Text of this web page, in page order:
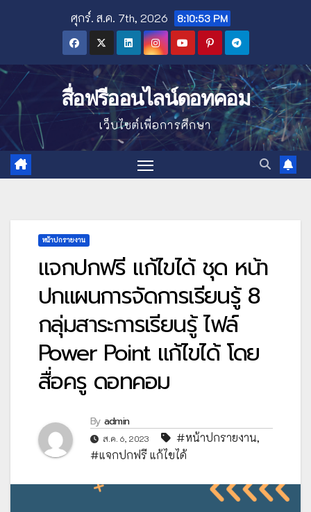
ศุกร์. ส.ค. 7th, 2026 8:10:55 PM
สื่อฟรีออนไลน์ดอทคอม
เว็บไซต์เพื่อการศึกษา
หน้าปกรายงาน
แจกปกฟรี แก้ไขได้ ชุด หน้า
ปกแผนการจัดการเรียนรู้ 8
กลุ่มสาระการเรียนรู้ ไฟล์
Power Point แก้ไขได้ โดย
สื่อครู ดอทคอม
By admin
ส.ค. 6, 2023 #หน้าปกรายงาน,
#แจกปกฟรี แก้ไขได้